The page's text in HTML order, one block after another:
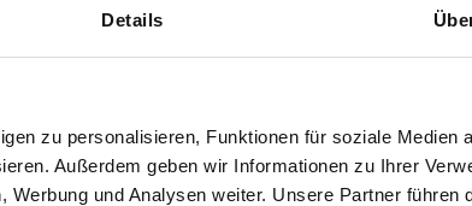
Details
zu personalisieren, Funktionen für soziale Medien
Außerdem geben wir Informationen zu Ihrer
und Analysen weiter. Unsere Partner führen
+41 61 922 25 25 / +41 79 922 24